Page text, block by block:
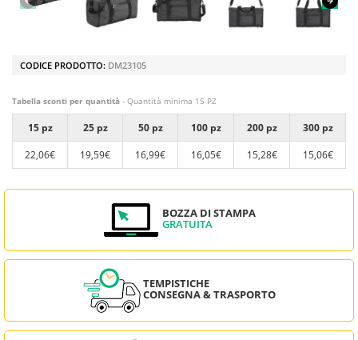
CODICE PRODOTTO: DM23105
Tabella sconti per quantità - Quantità minima 15 PZ
15 pz 25 pz 50 pz 100 pz 200 pz
300 pz
22,06€
19,59€ 16,99€ 16,05€ 15,28€ 15,06€
BOZZA DI STAMPA
GRATUITA
TEMPISTICHE
CONSEGNA & TRASPORTO